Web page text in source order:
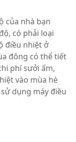
của nhà bạn
có phải loại
điều nhiệt ở
đông có thể tiết
phí sưởi ấm,
vào mùa hè
dụng máy điều